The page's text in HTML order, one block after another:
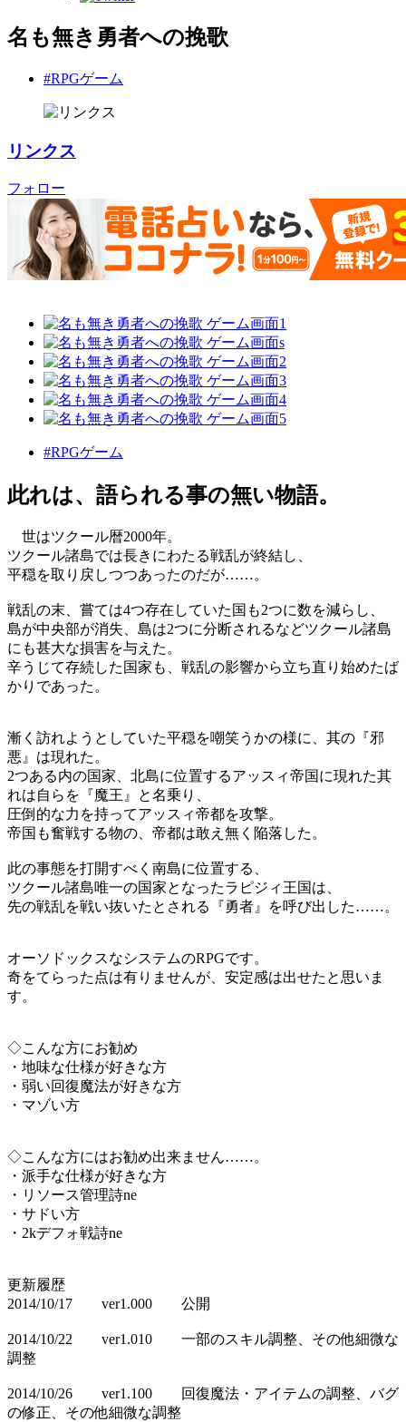
名も無き勇者への挽歌
#RPGゲーム
リンクス
フォロー
#RPGゲーム
此れは、語られる事の無い物語。
世はツクール暦2000年。
ツクール諸島では長きにわたる戦乱が終結し、
平穏を取り戻しつつあったのだが……。
戦乱の末、嘗ては4つ存在していた国も2つに数を減らし、
島が中央部が消失、島は2つに分断されるなどツクール諸島
にも甚大な損害を与えた。
辛うじて存続した国家も、戦乱の影響から立ち直り始めたば
かりであった。
漸く訪れようとしていた平穏を嘲笑うかの様に、其の『邪
悪』は現れた。
2つある内の国家、北島に位置するアッスィ帝国に現れた其
れは自らを『魔王』と名乗り、
圧倒的な力を持ってアッスィ帝都を攻撃。
帝国も奮戦する物の、帝都は敢え無く陥落した。
此の事態を打開すべく南島に位置する、
ツクール諸島唯一の国家となったラピジィ王国は、
先の戦乱を戦い抜いたとされる『勇者』を呼び出した……。
オーソドックスなシステムのRPGです。
奇をてらった点は有りませんが、安定感は出せたと思いま
す。
◇こんな方にお勧め
・地味な仕様が好きな方
・弱い回復魔法が好きな方
・マゾい方
◇こんな方にはお勧め出来ません……。
・派手な仕様が好きな方
・リソース管理詩ne
・サドい方
・2kデフォ戦詩ne
更新履歴
2014/10/17 ver1.000 公開
2014/10/22 ver1.010 一部のスキル調整、その他細微な
調整
2014/10/26 ver1.100 回復魔法・アイテムの調整、バグ
の修正、その他細微な調整